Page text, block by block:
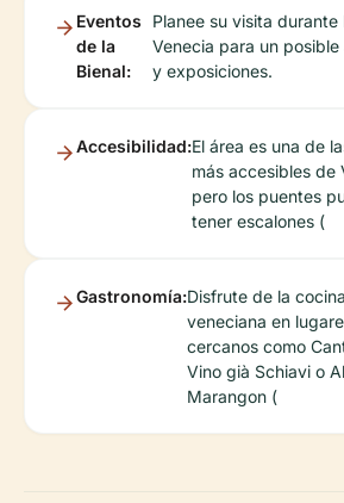
Eventos
de la
Bienal:
Planee su visita durante
Venecia para un
y exposiciones.
Accesibilidad:El área es una de
más accesibles de
pero los puentes
tener escalones (
Gastronomía:Disfrute de la cocina
veneciana en
cercanos como
Vino già Schiavi o
Marangon (